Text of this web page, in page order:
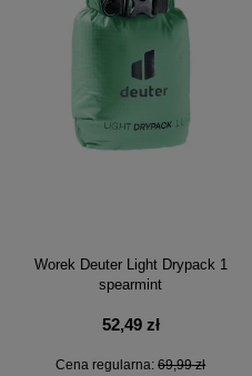
Worek Deuter Light Drypack 1
spearmint
52,49 zł
Cena regularna:69,99 zł